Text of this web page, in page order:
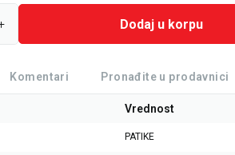
Dodaj u korpu
Komentari Pronađite u prodavnici
Vrednost
PATIKE